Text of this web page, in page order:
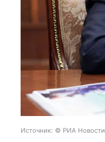
Источник: © РИА Новости